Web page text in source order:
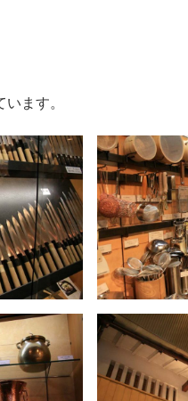
ます。